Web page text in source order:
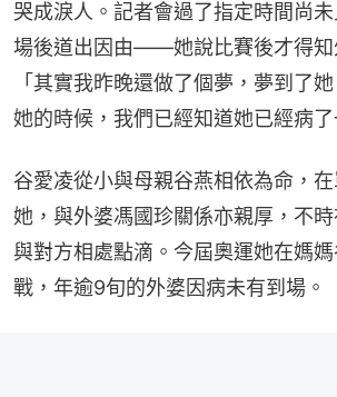
哭成淚人。記者會過了指定時間尚未
場後道出因由——她說比賽後才得知
「其實我昨晚還做了個夢，夢到了
她的時候，我們已經知道她已經病了
谷愛凌從小與母親谷燕相依為命，
她，與外婆馮國珍關係亦親厚，不
與對方相處點滴。今屆奧運她在媽
戰，年逾9旬的外婆因病未有到場。